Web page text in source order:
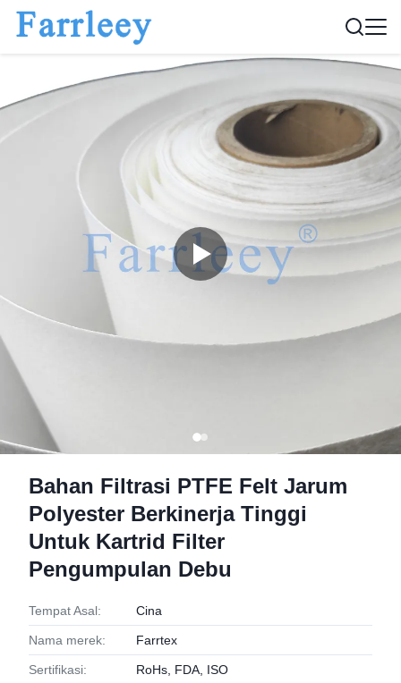
Bahan Filtrasi PTFE Felt Jarum
Polyester Berkinerja Tinggi
Untuk Kartrid Filter
Pengumpulan Debu
Tempat Asal: Cina
Nama merek: Farrtex
Sertifikasi: RoHs, FDA, ISO